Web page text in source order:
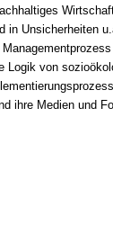
in Unsicherheiten
Logik von
ihre Medien und